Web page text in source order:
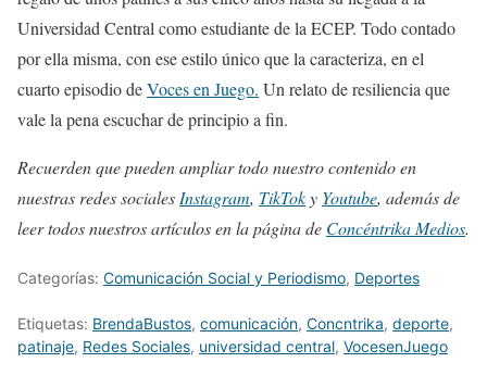
Universidad Central como estudiante de la ECEP. Todo contado
por ella misma, con ese estilo único que la caracteriza, en el
cuarto episodio deVoces en Juego. Un relato de resiliencia que
vale la pena escuchar de principio a fin.
Recuerden que pueden ampliar todo nuestro contenido en
nuestras redes sociales Instagram, TikToky Youtube, además de
leer todos nuestros artículos en la página de Concéntrika Medios.
Categorías: Comunicación Social y Periodismo, Deportes
Etiquetas: BrendaBustos, comunicación, Concntrika, deporte,
patinaje, Redes Sociales, universidad central, VocesenJuego